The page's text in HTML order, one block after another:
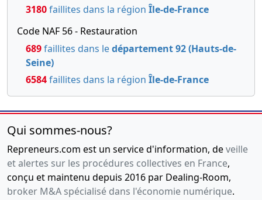
3180faillites dans la région Île-de-France
Code NAF 56 - Restauration
689faillites dans ledépartement 92 (Hauts-de-
Seine)
6584faillites dans la région Île-de-France
Qui sommes-nous?
Repreneurs.com est un service d'information, deveille
et alertes sur les procédures collectives en France,
conçu et maintenu depuis 2016 par Dealing-Room,
broker M&A spécialisé dans l'économie numérique.